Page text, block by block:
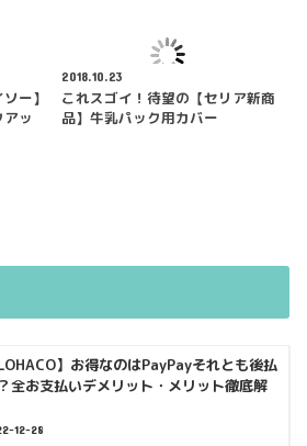
ー】
ッ
2018.10.23
これスゴイ！待望の【セリア新商
品】牛乳パック用カバー
LOHACO】お得なのはPayPayそれとも後払
全お支払いデメリット・メリット徹底解
12-28